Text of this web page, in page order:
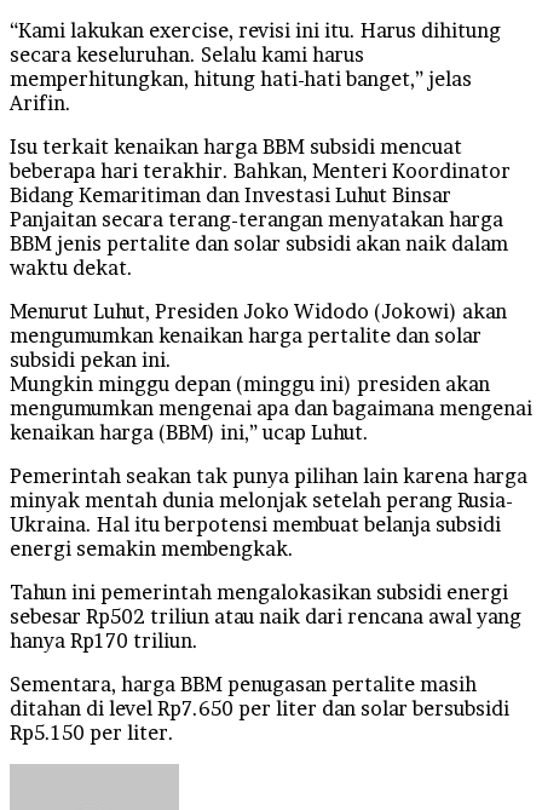
“Kami lakukan exercise, revisi ini itu. Harus dihitung
secara keseluruhan. Selalu kami harus
memperhitungkan, hitung hati-hati banget,” jelas
Arifin.
Isu terkait kenaikan harga BBM subsidi mencuat
beberapa hari terakhir. Bahkan, Menteri Koordinator
Bidang Kemaritiman dan Investasi Luhut Binsar
Panjaitan secara terang-terangan menyatakan harga
BBM jenis pertalite dan solar subsidi akan naik dalam
waktu dekat.
Menurut Luhut, Presiden Joko Widodo (Jokowi) akan
mengumumkan kenaikan harga pertalite dan solar
subsidi pekan ini.
Mungkin minggu depan (minggu ini) presiden akan
mengumumkan mengenai apa dan bagaimana mengenai
kenaikan harga (BBM) ini,” ucap Luhut.
Pemerintah seakan tak punya pilihan lain karena harga
minyak mentah dunia melonjak setelah perang Rusia-
Ukraina. Hal itu berpotensi membuat belanja subsidi
energi semakin membengkak.
Tahun ini pemerintah mengalokasikan subsidi energi
sebesar Rp502 triliun atau naik dari rencana awal yang
hanya Rp170 triliun.
Sementara, harga BBM penugasan pertalite masih
ditahan di level Rp7.650 per liter dan solar bersubsidi
Rp5.150 per liter.